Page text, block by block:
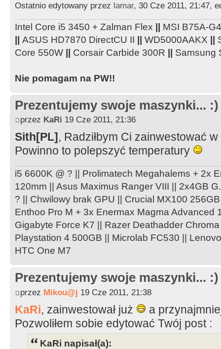
Ostatnio edytowany przez lamar, 30 Cze 2011, 21:47,
Intel Core i5 3450 + Zalman Flex
MSI B75A-
ASUS HD7870 DirectCU II WD5000AAKX
Core 550W
Corsair Carbide 300R Samsung
Nie pomagam na PW!!
Prezentujemy swoje maszynki... :)
przez KaRi 19 Cze 2011, 21:36
Sith[PL] , Radziłbym Ci zainwestować
Powinno to polepszyć temperatury
i5 6600K @ ? || Prolimatech Megahalems + 2x
120mm || Asus Maximus Ranger VIII || 2x4GB
? || Chwilowy brak GPU || Crucial MX100
Enthoo Pro M + 3x Enermax Magma Advanced
Gigabyte Force K7 || Razer Deathadder
Playstation 4 500GB || Microlab FC530 ||
HTC One M7
Prezentujemy swoje maszynki... :)
przez Mikou@j 19 Cze 2011, 21:38
KaRi, zainwestował już
a
Pozwoliłem sobie edytować Twój post :
KaRi napisał(a):